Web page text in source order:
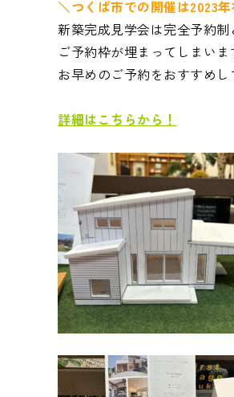
＼つくば市での開催は2023
新築完成見学会は完全予約制
ご予約枠が埋まってしまい
お早めのご予約をおすすめし
詳細はこちらから！